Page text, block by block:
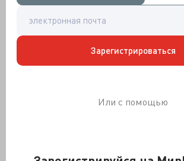
Зарегистрироваться
Или с помощью